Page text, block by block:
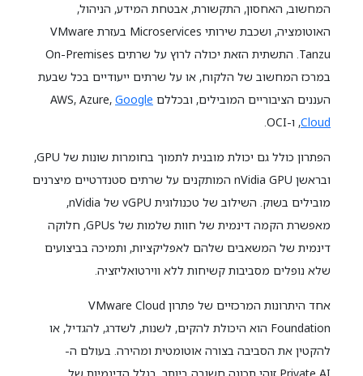
המחשוב, האחסון, התקשורת, אבטחת המידע, הניהול,
האוטומציה, ושכבת שירותי Microservices בעזרת VMware
Tanzu. התשתית הזאת יכולה לרוץ על שרתים On-Premises
במרכז המחשוב של הלקוח, או על שרתים ייעודיים בכל שבעת
העננים הציבוריים המובילים, ובכללם AWS, Azure, Google
Cloud, ו-OCI.
הפתרון כולל גם יכולת מובנית לתמוך בחומרות שונות של GPU,
ובראשן nVidia GPU המותקנים על שרתים סטנדרטיים מיצרנים
מובילים בשוק. השילוב של טכנולוגית vGPU של nVidia,
מאפשרת הקמה דינמית של חוות שלמות של GPUs, חלוקה
דינמית של המשאבים שלהם לאפליקציות, ותמיכה בביצועים
שלא נופלים מסביבות קשיחות ללא ווירטואליזציה.
אחד היתרונות המרכזיים של פתרון VMware Cloud
Foundation הוא היכולת להקים, לשנות, לשדרג, להגדיל, או
להקטין את הסביבה בצורה אוטומטית ומהירה. בעולם ה-